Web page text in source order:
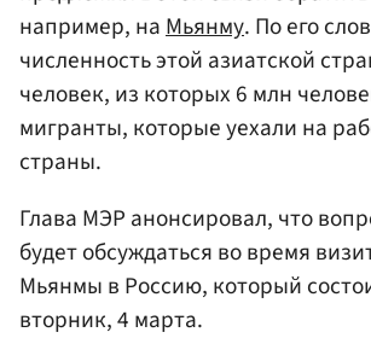
например, на Мьянму. По его
численность этой азиатской
человек, из которых 6 млн
мигранты, которые уехали на
страны.
Глава МЭР анонсировал, что
будет обсуждаться во время
Мьянмы в Россию, который
вторник, 4 марта.